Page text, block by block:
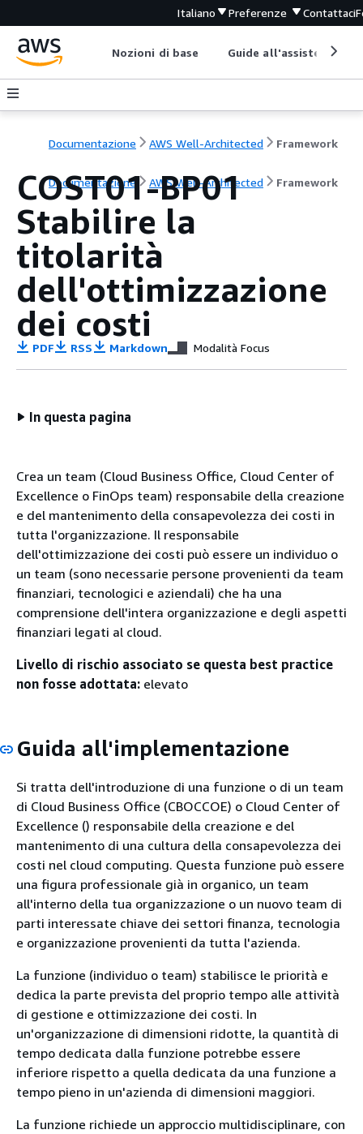
Italiano Preferenze Contattaci
Nozioni di base Guide all'assistenza
Documentazione AWS Well-Architected Framework
Documentazione AWS Well-Architected Framework
COST01-BP01
Stabilire la
titolarità
dell'ottimizzazione
dei costi
PDF RSS Markdown Modalità Focus
In questa pagina
Crea un team (Cloud Business Office, Cloud Center of
Excellence o FinOps team) responsabile della creazione
e del mantenimento della consapevolezza dei costi in
tutta l'organizzazione. Il responsabile
dell'ottimizzazione dei costi può essere un individuo o
un team (sono necessarie persone provenienti da team
finanziari, tecnologici e aziendali) che ha una
comprensione dell'intera organizzazione e degli aspetti
finanziari legati al cloud.
Livello di rischio associato se questa best practice
non fosse adottata: elevato
Guida all'implementazione
Si tratta dell'introduzione di una funzione o di un team
di Cloud Business Office (CBOCCOE) o Cloud Center of
Excellence () responsabile della creazione e del
mantenimento di una cultura della consapevolezza dei
costi nel cloud computing. Questa funzione può essere
una figura professionale già in organico, un team
all'interno della tua organizzazione o un nuovo team di
parti interessate chiave dei settori finanza, tecnologia
e organizzazione provenienti da tutta l'azienda.
La funzione (individuo o team) stabilisce le priorità e
dedica la parte prevista del proprio tempo alle attività
di gestione e ottimizzazione dei costi. In
un'organizzazione di dimensioni ridotte, la quantità di
tempo dedicata dalla funzione potrebbe essere
inferiore rispetto a quella dedicata da una funzione a
tempo pieno in un'azienda di dimensioni maggiori.
La funzione richiede un approccio multidisciplinare, con